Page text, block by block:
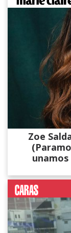
Zoe